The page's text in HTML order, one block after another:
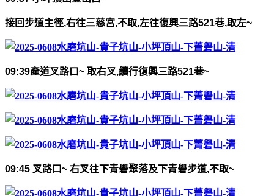
接回步道主徑,右往三慈宮,不取,左往復興三路521巷,取左~
09:39產道叉路口~ 取右叉,續行復興三路521巷~
09:45 叉路口~ 右叉往下青礐聚落及下青礐步道,不取~